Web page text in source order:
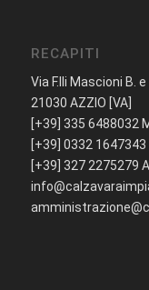
RECAPITI
Via F.lli Mascioni B. e
21030 AZZIO [VA]
[+39] 335 6488032
[+39] 0332 1647343
[+39] 327 2275279